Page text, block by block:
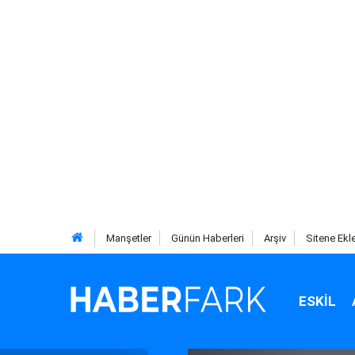
Manşetler Günün Haberleri Arşiv Sitene
ESKIL